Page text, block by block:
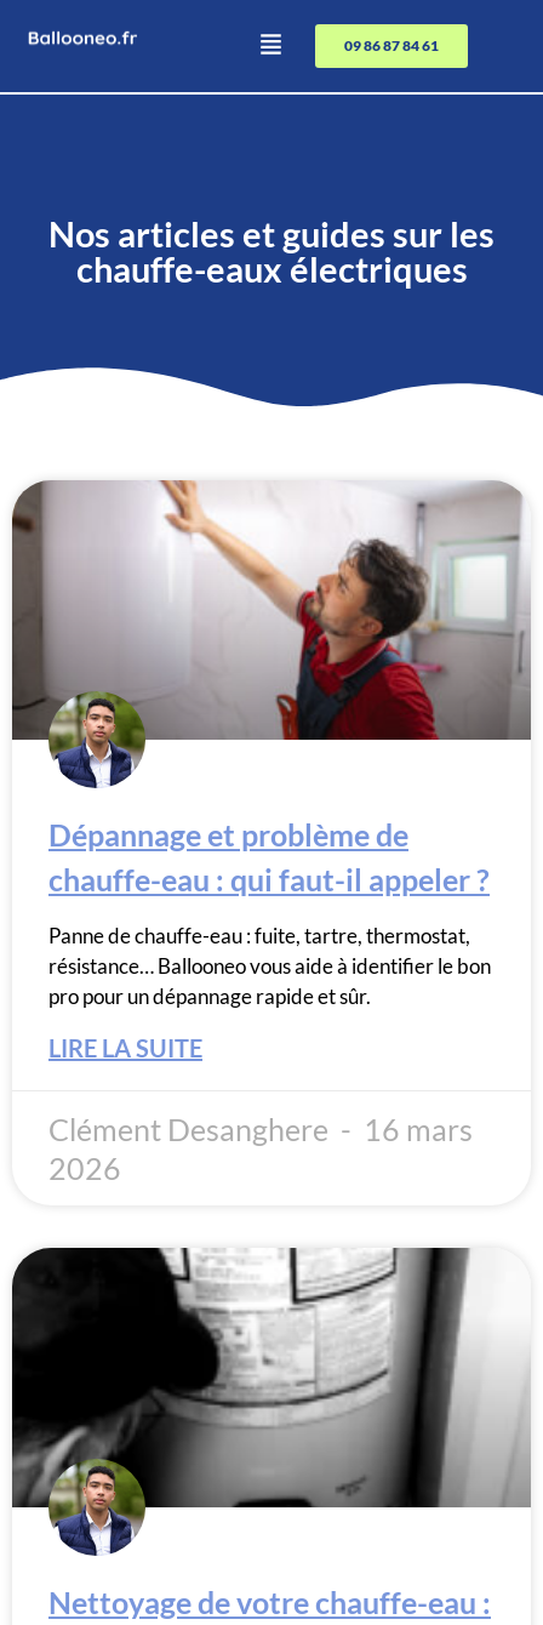
09 86 87 84 61
Nos articles et guides sur les
chauffe-eaux électriques
Dépannage et problème de
chauffe-eau : qui faut-il appeler ?
Panne de chauffe-eau : fuite, tartre, thermostat,
résistance… Ballooneo vous aide à identifier le bon
pro pour un dépannage rapide et sûr.
LIRE LA SUITE
Clément Desanghere
16 mars
2026
Nettoyage de votre chauffe-eau :